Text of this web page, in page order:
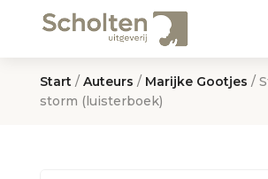
Start / Auteurs / Marijke Gootjes /
storm (luisterboek)